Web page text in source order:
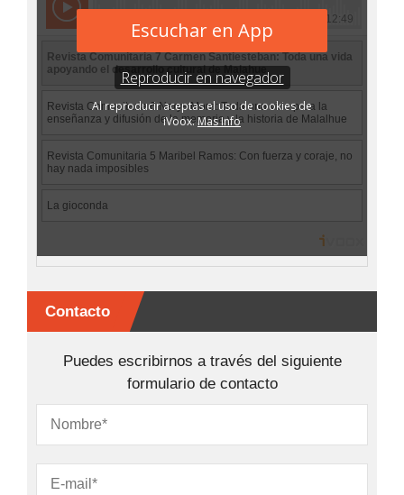
Contacto
Puedes escribirnos a través del siguiente
formulario de contacto